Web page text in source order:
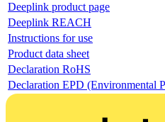
Deeplink product page
Deeplink REACH
Instructions for use
Product data sheet
Declaration RoHS
Declaration EPD (Environmental